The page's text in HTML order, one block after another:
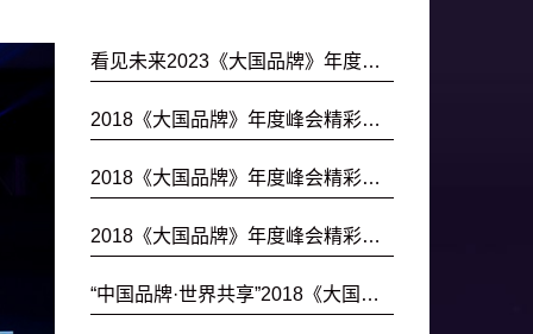
看见未来2023《大国品牌》年度盛典精彩瞬间
2018《大国品牌》年度峰会精彩瞬间
2018《大国品牌》年度峰会精彩瞬间
2018《大国品牌》年度峰会精彩瞬间
“中国品牌·世界共享”2018《大国品牌》年度峰会隆重举办